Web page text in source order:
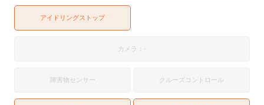
アイドリングストップ
カメラ：-
障害物センサー クルーズコントロール